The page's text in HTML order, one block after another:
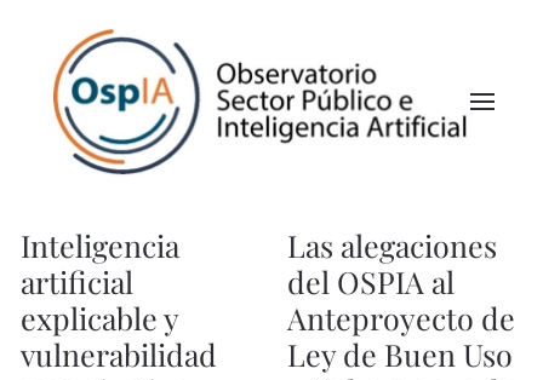
Inteligencia
artificial
explicable y
vulnerabilidad
Las alegaciones
del OSPIA al
Anteproyecto de
Ley de Buen Uso